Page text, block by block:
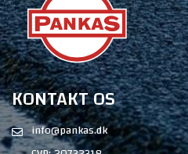
KONTAKT OS
info@pankas.dk